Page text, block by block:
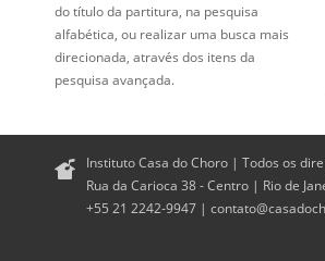
do título da partitura, na pesquisa
alfabética, ou realizar uma busca mais
direcionada, através dos itens da
pesquisa avançada.
Instituto Casa do Choro | Todos os
Rua da Carioca 38 - Centro | Rio de
+55 21 2242-9947 |